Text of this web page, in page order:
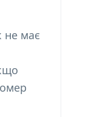
не має